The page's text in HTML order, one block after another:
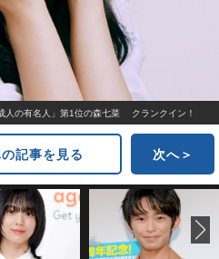
人の有名人」第1位の森七菜 クランクイン！
記事を見る 次へ＞